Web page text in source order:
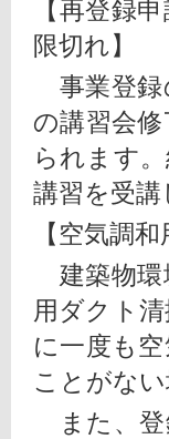
【再登録
限切れ】
事業登録
の講習会
られます
講習を受
【空気調
建築物環
用ダクト
に一度も
ことがない
また、登